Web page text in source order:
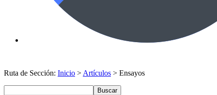
Ruta de Sección: Inicio > Artículos > Ensayos
Buscar